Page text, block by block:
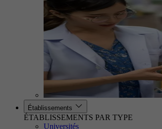
Établissements
ÉTABLISSEMENTS PAR TYPE
Universités